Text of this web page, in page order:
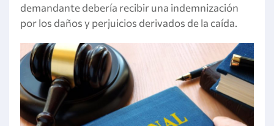
demandante debería recibir una indemnización
por los daños y perjuicios derivados de la caída.